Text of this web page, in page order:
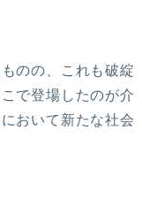
のの、これも破綻
で登場したのが介
おいて新たな社会